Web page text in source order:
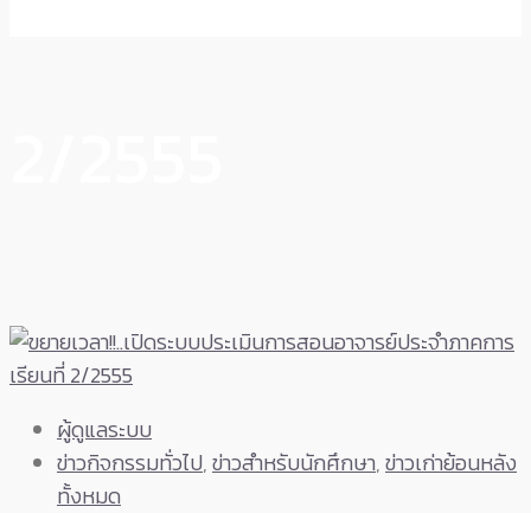
ผู้ดูแลระบบ
ข่าวกิจกรรมทั่วไป,ข่าวสำหรับนักศึกษา,ข่าวเก่าย้อนหลัง
ทั้งหมด